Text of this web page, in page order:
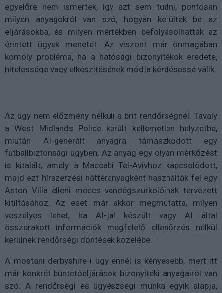
egyelőre nem ismertek, így azt sem tudni, pontosan
milyen anyagokról van szó, hogyan kerültek be az
eljárásokba, és milyen mértékben befolyásolhatták az
érintett ügyek menetét. Az viszont már önmagában
komoly probléma, ha a hatósági bizonyítékok eredete,
hitelessége vagy elkészítésének módja kérdésessé válik.
Az ügy nem előzmény nélküli a brit rendőrségnél. Tavaly
a West Midlands Police került kellemetlen helyzetbe,
miután AI-generált anyagra támaszkodott egy
futballbiztonsági ügyben. Az anyag egy olyan mérkőzést
is kitalált, amely a Maccabi Tel-Avivhoz kapcsolódott,
majd ezt hírszerzési háttéranyagként használták fel egy
Aston Villa elleni meccs vendégszurkolóinak tervezett
kitiltásához. Az eset már akkor megmutatta, milyen
veszélyes lehet, ha AI-jal készült vagy AI által
összerakott információk megfelelő ellenőrzés nélkül
kerülnek rendőrségi döntések közelébe.
A mostani derbyshire-i ügy ennél is kényesebb, mert itt
már konkrét büntetőeljárások bizonyítéki anyagairól van
szó. A rendőrségi és ügyészségi munka egyik alapja,